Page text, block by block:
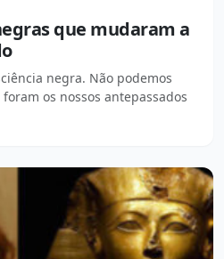
que mudaram a
negra. Não podemos
os nossos antepassados